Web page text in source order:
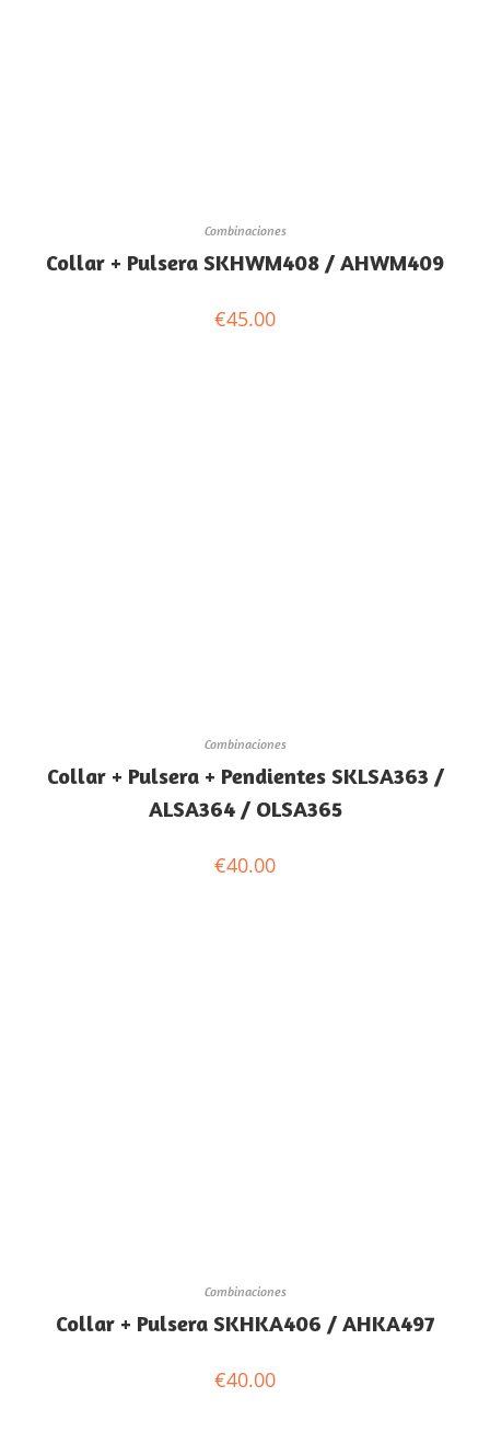
Combinaciones
Collar + Pulsera SKHWM408 / AHWM409
€45.00
Combinaciones
Collar + Pulsera + Pendientes SKLSA363 /
ALSA364 / OLSA365
€40.00
Combinaciones
Collar + Pulsera SKHKA406 / AHKA497
€40.00